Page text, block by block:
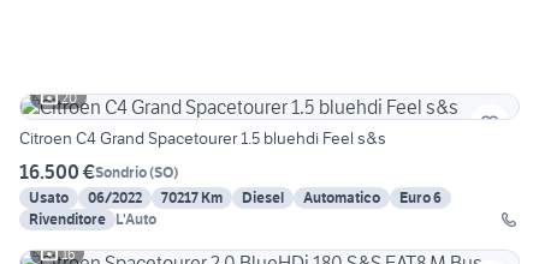
20
Citroen C4 Grand Spacetourer 1.5 bluehdi Feel s&s
16.500 €Sondrio(SO)
Usato
06/2022 70217 Km Diesel Automatico
Euro 6
Rivenditore L'Auto
16